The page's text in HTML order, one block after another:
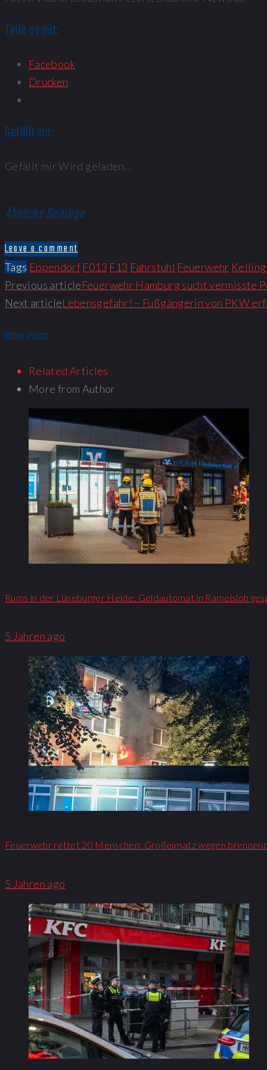
Teile es mit:
Facebook
Drucken
Gefällt mir:
Gefällt mirWird geladen...
Ähnliche Beiträge
Leave a comment
Tags Eppendorf F013 F13 Fahrstuhl Feuerwehr
Previous articleFeuerwehr Hamburg sucht vermisste
Next articleLebensgefahr! – Fußgängerin von PKW
Other Posts
Related Articles
More from Author
Rums in der Lüneburger Heide: Geldautomat in Ramelsloh
5 Jahren ago
Feuerwehr rettet 20 Menschen: Großeinsatz wegen
5 Jahren ago